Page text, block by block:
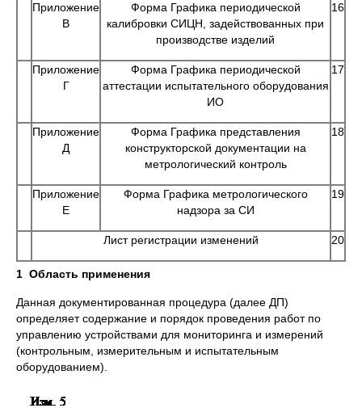
Приложение
В
Форма Графика периодической
калибровки СИЦН, задействованных при
производстве изделий
16
Приложение
Г
Форма Графика периодической
аттестации испытательного оборудования
ИО
17
Приложение
Д
Форма Графика представления
конструкторской документации на
метрологический контроль
18
Приложение
Е
Форма Графика метрологического
надзора за СИ
19
Лист регистрации изменений 20
1 Область применения
Данная документированная процедура (далее ДП)
определяет содержание и порядок проведения работ по
управлению устройствами для мониторинга и измерений
(контрольным, измерительным и испытательным
оборудованием).